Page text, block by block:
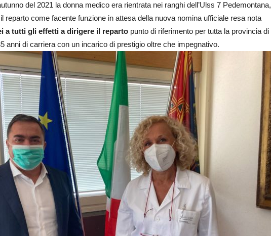
del 2021 la donna medico era rientrata nei ranghi dell’Ulss 7 Pedemontana,
reparto come facente funzione in attesa della nuova nomina ufficiale resa nota
a tutti gli effetti a dirigere il reparto punto di riferimento per tutta la provincia di
anni di carriera con un incarico di prestigio oltre che impegnativo.